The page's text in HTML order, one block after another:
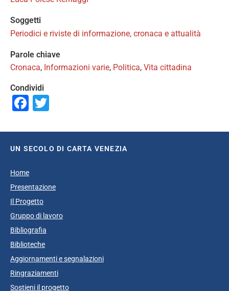
Soggetti
Periodici e riviste di informazione, cronaca e attualità
Parole chiave
Cronaca, Informazioni varie, Politica, Vita cittadina
Condividi
Facebook
UN SECOLO DI CARTA VENEZIA
Home
Presentazione
Il Progetto
Gruppo di lavoro
Bibliografia
Biblioteche
Aggiornamenti e segnalazioni
Ringraziamenti
Sostieni il progetto